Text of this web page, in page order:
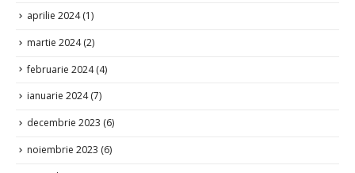
aprilie 2024(1)
martie 2024(2)
februarie 2024(4)
ianuarie 2024(7)
decembrie 2023 (6)
noiembrie 2023 (6)